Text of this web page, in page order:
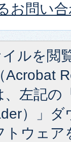
お問い
ルを閲
Acrobat
左記の
）」
トウェア